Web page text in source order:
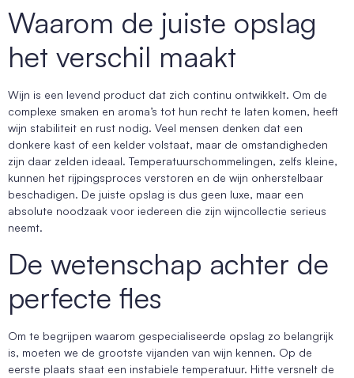
Waarom de juiste opslag
het verschil maakt
Wijn is een levend product dat zich continu ontwikkelt. Om de
complexe smaken en aroma’s tot hun recht te laten komen, heeft
wijn stabiliteit en rust nodig. Veel mensen denken dat een
donkere kast of een kelder volstaat, maar de omstandigheden
zijn daar zelden ideaal. Temperatuurschommelingen, zelfs kleine,
kunnen het rijpingsproces verstoren en de wijn onherstelbaar
beschadigen. De juiste opslag is dus geen luxe, maar een
absolute noodzaak voor iedereen die zijn wijncollectie serieus
neemt.
De wetenschap achter de
perfecte fles
Om te begrijpen waarom gespecialiseerde opslag zo belangrijk
is, moeten we de grootste vijanden van wijn kennen. Op de
eerste plaats staat een instabiele temperatuur. Hitte versnelt de